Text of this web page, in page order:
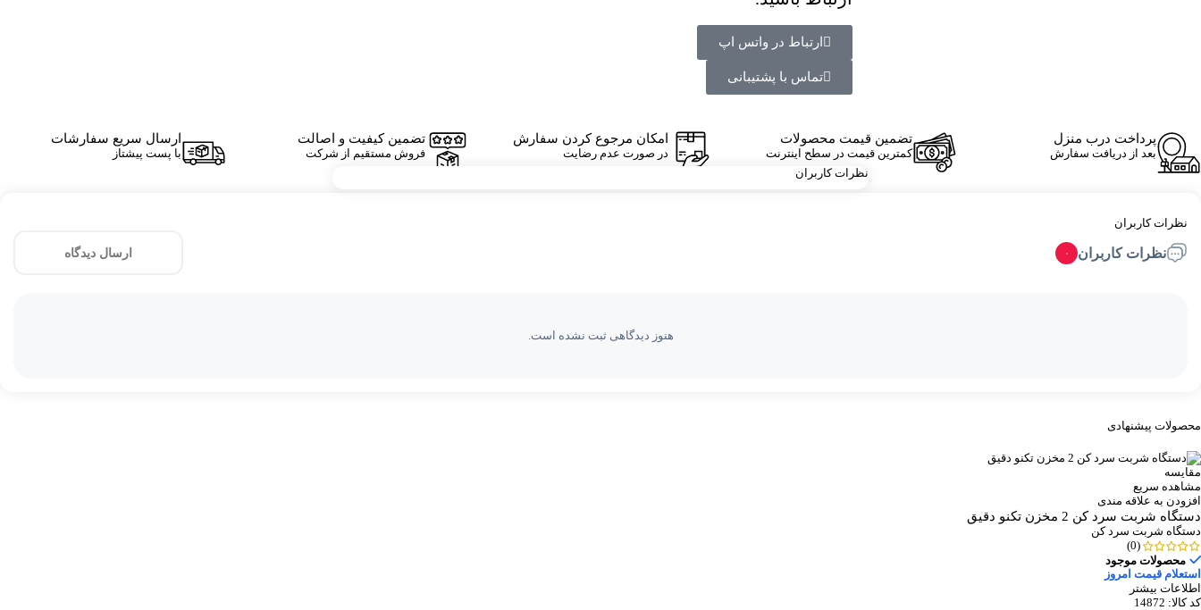
ارتباط در واتس اپ
تماس با پشتیبانی
پرداخت درب منزل
بعد از دریافت سفارش
تضمین قیمت محصولات
کمترین قیمت در سطح اینترنت
امکان مرجوع کردن سفارش
در صورت عدم رضایت
تضمین کیفیت و اصالت
فروش مستقیم از شرکت
ارسال سریع سفارشات
با پست پیشتاز
نظرات کاربران
نظرات کاربران
نظرات کاربران ۰ ارسال دیدگاه
هنوز دیدگاهی ثبت نشده است.
محصولات پیشنهادی
مقایسه
مشاهده سریع
افزودن به علاقه مندی
دستگاه شربت سرد کن 2 مخزن تکنو دقیق
دستگاه شربت سرد کن
(0)
محصولات موجود
استعلام قیمت امروز
اطلاعات بیشتر
کد کالا: 14872